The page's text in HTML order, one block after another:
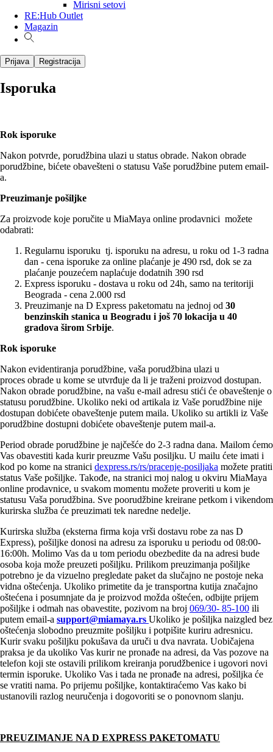
Mirisni setovi
RE:Hub Outlet
Magazin
Prijava Registracija
Isporuka
Rok isporuke
Nakon potvrde, porudžbina ulazi u status obrade. Nakon obrade
porudžbine, bićete obavešteni o statusu Vaše porudžbine putem email-
a.
Preuzimanje pošiljke
Za proizvode koje poručite u MiaMaya online prodavnici možete
odabrati:
Regularnu isporuku tj. isporuku na adresu, u roku od 1-3 radna
dan - cena isporuke za online plaćanje je 490 rsd, dok se za
plaćanje pouzećem naplaćuje dodatnih 390 rsd
Express isporuku - dostava u roku od 24h, samo na teritoriji
Beograda - cena 2.000 rsd
Preuzimanje na D Express paketomatu na jednoj od 30
benzinskih stanica u Beogradu i još 70 lokacija u 40
gradova širom Srbije.
Rok isporuke
Nakon evidentiranja porudžbine, vaša porudžbina ulazi u
proces obrade u kome se utvrđuje da li je traženi proizvod dostupan.
Nakon obrade porudžbine, na vašu e-mail adresu stići će obaveštenje o
statusu porudžbine. Ukoliko neki od artikala iz Vaše porudžbine nije
dostupan dobićete obaveštenje putem maila. Ukoliko su artikli iz Vaše
porudžbine dostupni dobićete obaveštenje putem mail-a.
Period obrade porudžbine je najčešće do 2-3 radna dana. Mailom ćemo
Vas obavestiti kada kurir preuzme Vašu posiljku. U mailu ćete imati i
kod po kome na stranici dexpress.rs/rs/pracenje-posiljaka možete pratiti
status Vaše pošiljke. Takođe, na stranici moj nalog u okviru MiaMaya
online prodavnice, u svakom momentu možete proveriti u kom je
statusu Vaša porudžbina. Sve poorudžbine kreirane petkom i vikendom
kurirska služba će preuzimati tek naredne nedelje.
Kurirska služba (eksterna firma koja vrši dostavu robe za nas D
Express), pošiljke donosi na adresu za isporuku u periodu od 08:00-
16:00h. Molimo Vas da u tom periodu obezbedite da na adresi bude
osoba koja može preuzeti pošiljku. Prilikom preuzimanja pošiljke
potrebno je da vizuelno pregledate paket da slučajno ne postoje neka
vidna oštećenja. Ukoliko primetite da je transportna kutija značajno
oštećena i posumnjate da je proizvod možda oštećen, odbijte prijem
pošiljke i odmah nas obavestite, pozivom na broj 069/30- 85-100 ili
putem email-a support@miamaya.rs Ukoliko je pošiljka naizgled bez
oštećenja slobodno preuzmite pošiljku i potpišite kuriru adresnicu.
Kurir svaku pošiljku pokušava da uruči u dva navrata. Uobičajena
praksa je da ukoliko Vas kurir ne pronađe na adresi, da Vas pozove na
telefon koji ste ostavili prilikom kreiranja porudžbenice i ugovori novi
termin isporuke. Ukoliko Vas i tada ne pronađe na adresi, pošiljka će
se vratiti nama. Po prijemu pošiljke, kontaktiraćemo Vas kako bi
ustanovili razlog neuručenja i dogovoriti se o ponovnom slanju.
PREUZIMANJE NA D EXPRESS PAKETOMATU